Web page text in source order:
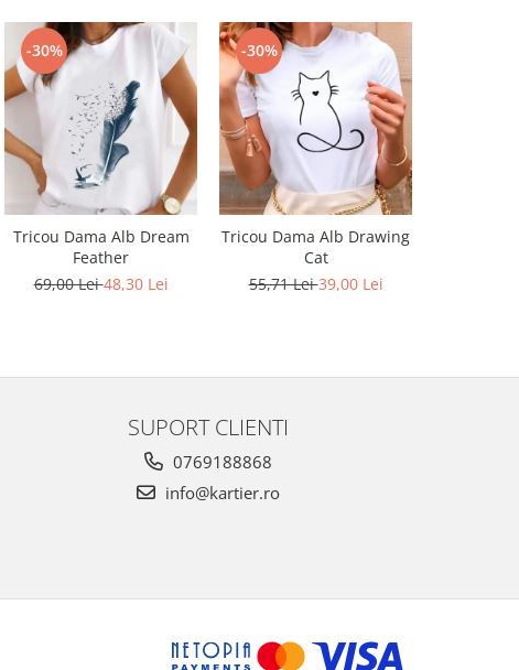
-30%
Tricou Dama Alb Dream
Feather
69,00 Lei48,30 Lei
-30%
Tricou Dama Alb Drawing
Cat
55,71 Lei39,00 Lei
SUPORT CLIENTI
0769188868
info@kartier.ro